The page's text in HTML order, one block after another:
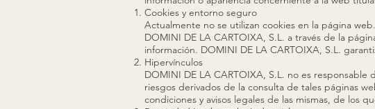
Cookies y entorno seguro
Actualmente no se utilizan cookies en la página web.
DOMINI DE LA CARTOIXA, S.L. a través de la
información. DOMINI DE LA CARTOIXA, S.L.
Hipervínculos
DOMINI DE LA CARTOIXA, S.L. no es
riesgos derivados de la consulta de tales páginas
condiciones y avisos legales de las mismas, de los